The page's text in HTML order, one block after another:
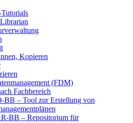
Kopieren
(FDM)
Fachbereich
BB – Tool zur Erstellung von
BB – Repositorium für